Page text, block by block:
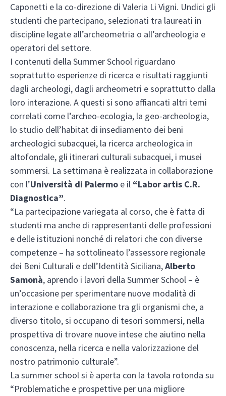
Caponetti e la co-direzione di Valeria Li Vigni. Undici gli
studenti che partecipano, selezionati tra laureati in
discipline legate all’archeometria o all’archeologia e
operatori del settore.
I contenuti della Summer School riguardano
soprattutto esperienze di ricerca e risultati raggiunti
dagli archeologi, dagli archeometri e soprattutto dalla
loro interazione. A questi si sono affiancati altri temi
correlati come l’archeo-ecologia, la geo-archeologia,
lo studio dell’habitat di insediamento dei beni
archeologici subacquei, la ricerca archeologica in
altofondale, gli itinerari culturali subacquei, i musei
sommersi. La settimana è realizzata in collaborazione
con l’Università di Palermo e il “Labor artis C.R.
Diagnostica”.
“La partecipazione variegata al corso, che è fatta di
studenti ma anche di rappresentanti delle professioni
e delle istituzioni nonché di relatori che con diverse
competenze – ha sottolineato l’assessore regionale
dei Beni Culturali e dell’Identità Siciliana,Alberto
Samonà, aprendo i lavori della Summer School – è
un’occasione per sperimentare nuove modalità di
interazione e collaborazione tra gli organismi che, a
diverso titolo, si occupano di tesori sommersi, nella
prospettiva di trovare nuove intese che aiutino nella
conoscenza, nella ricerca e nella valorizzazione del
nostro patrimonio culturale”.
La summer school si è aperta con la tavola rotonda su
“Problematiche e prospettive per una migliore